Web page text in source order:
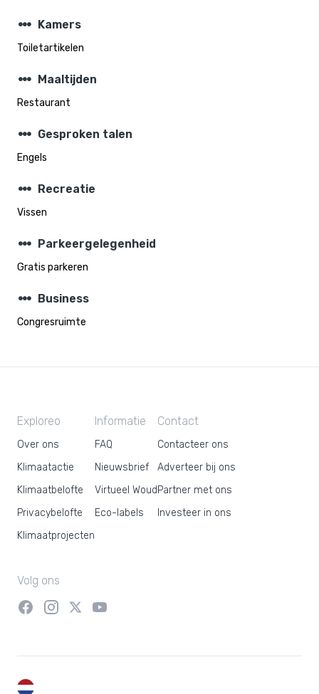
steppers Kamers
Toiletartikelen
steppers Maaltijden
Restaurant
steppers Gesproken talen
Engels
steppers Recreatie
Vissen
steppers Parkeergelegenheid
Gratis parkeren
steppers Business
Congresruimte
Exploreo
Over ons
Klimaatactie
Klimaatbelofte
Privacybelofte
Klimaatprojecten
Informatie
FAQ
Nieuwsbrief
Virtueel Woud
Eco-labels
Contact
Contacteer ons
Adverteer bij ons
Partner met ons
Investeer in ons
Volg ons